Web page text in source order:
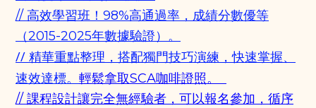
// 高效學習班！98%高通過率，成績分數優等
（2015-2025年數據驗證）。
// 精華重點整理，搭配獨門技巧演練，快速掌握、
速效達標。 輕鬆拿取SCA咖啡證照。
// 課程設計讓完全無經驗者，可以報名參加，循序